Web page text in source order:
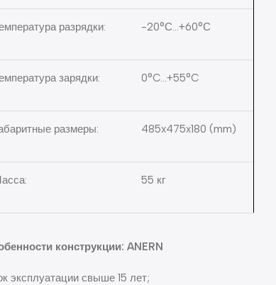
разрядки: -20°С…+60°С
зарядки: 0°C…+55°C
размеры: 485x475x180 (mm)
55 кг
конструкции: ANERN
эксплуатации свыше 15 лет;